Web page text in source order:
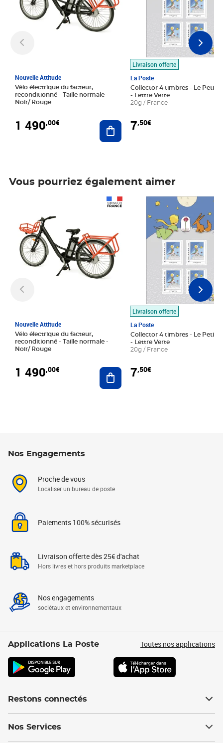
Nouvelle Attitude
Vélo électrique du facteur,
reconditionné - Taille normale -
Noir/ Rouge
1 490,00€ Ajouter au panier
Livraison offerte
La Poste
Collector 4 timbres - Le Petit
- Lettre Verte
20g / France
7,50€
Vous pourriez également aimer
Nouvelle Attitude
Vélo électrique du facteur,
reconditionné - Taille normale -
Noir/ Rouge
1 490,00€ Ajouter au panier
Livraison offerte
La Poste
Collector 4 timbres - Le Petit
- Lettre Verte
20g / France
7,50€
Prix 7,50€
Nos Engagements
Proche de vous
Localiser un bureau de poste
Paiements 100% sécurisés
Livraison offerte dès 25€ d'achat
Hors livres et hors produits marketplace
Nos engagements
sociétaux et environnementaux
Applications La Poste Toutes nos applications
Restons connectés
Nos Services